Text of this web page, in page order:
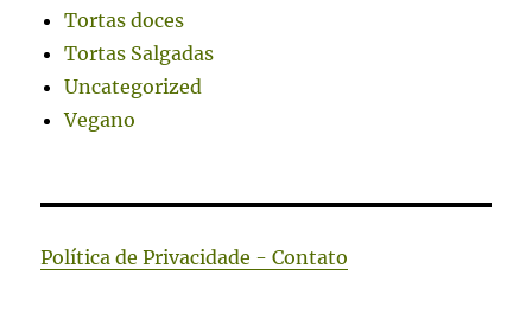
Tortas doces
Tortas Salgadas
Uncategorized
Vegano
Política de Privacidade - Contato